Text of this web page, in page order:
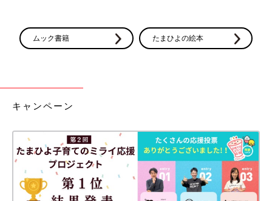
ムック書籍 たまひよの絵本
キャンペーン